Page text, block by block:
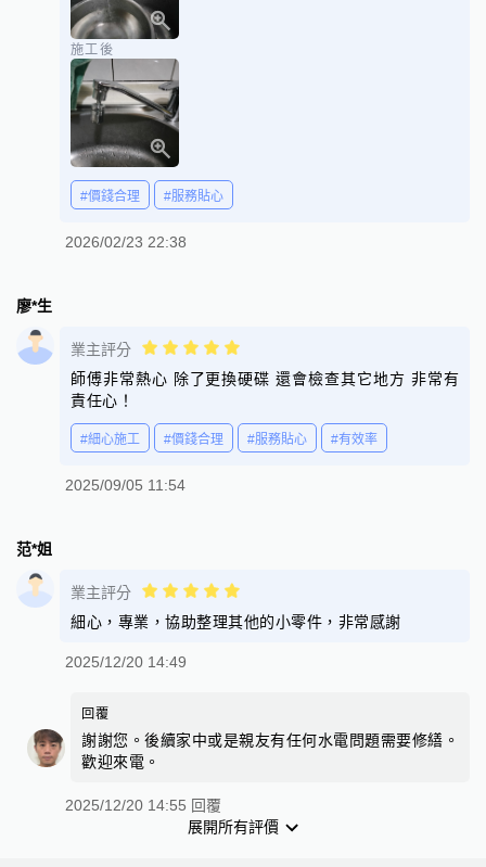
施工後
#價錢合理 #服務貼心
2026/02/23 22:38
廖*生
業主評分
師傅非常熱心 除了更換硬碟 還會檢查其它地方 非常有
責任心！
#細心施工 #價錢合理 #服務貼心 #有效率
2025/09/05 11:54
范*姐
業主評分
細心，專業，協助整理其他的小零件，非常感謝
2025/12/20 14:49
回覆
謝謝您。後續家中或是親友有任何水電問題需要修繕。
歡迎來電。
2025/12/20 14:55 回覆
展開所有評價